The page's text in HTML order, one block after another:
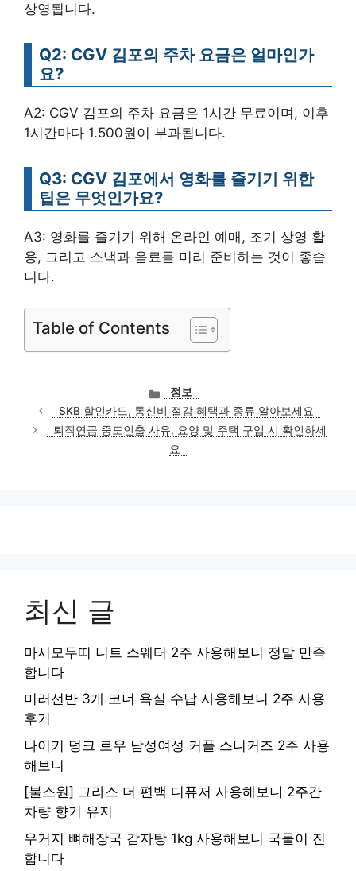
상영됩니다.
Q2: CGV 김포의 주차 요금은 얼마인가
요?
A2: CGV 김포의 주차 요금은 1시간 무료이며, 이후
1시간마다 1.500원이 부과됩니다.
Q3: CGV 김포에서 영화를 즐기기 위한
팁은 무엇인가요?
A3: 영화를 즐기기 위해 온라인 예매, 조기 상영 활
용, 그리고 스낵과 음료를 미리 준비하는 것이 좋습
니다.
Table of Contents
카
테
고
리
정보
SKB 할인카드, 통신비 절감 혜택과 종류 알아보세요
퇴직연금 중도인출 사유, 요양 및 주택 구입 시 확인하세
요
최신 글
마시모두띠 니트 스웨터 2주 사용해보니 정말 만족
합니다
미러선반 3개 코너 욕실 수납 사용해보니 2주 사용
후기
나이키 덩크 로우 남성여성 커플 스니커즈 2주 사용
해보니
[불스원] 그라스 더 편백 디퓨저 사용해보니 2주간
차량 향기 유지
우거지 뼈해장국 감자탕 1kg 사용해보니 국물이 진
합니다